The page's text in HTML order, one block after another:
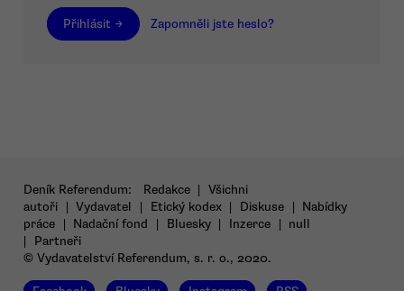
Přihlásit → Zapomněli jste heslo?
Deník Referendum: Redakce | Všichni
autoři | Vydavatel | Etický kodex | Diskuse | Nabídky
práce | Nadační fond | Bluesky | Inzerce | null
|
Partneři
© Vydavatelství Referendum, s. r. o., 2020.